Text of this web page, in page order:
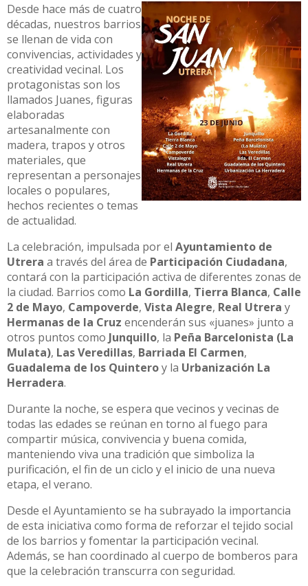
Desde hace más de cuatro
décadas, nuestros barrios
se llenan de vida con
convivencias, actividades y
creatividad vecinal. Los
protagonistas son los
llamados Juanes, figuras
elaboradas
artesanalmente con
madera, trapos y otros
materiales, que
representan a personajes
locales o populares,
hechos recientes o temas
de actualidad.
La celebración, impulsada por el Ayuntamiento de
Utrera a través del área de Participación Ciudadana,
contará con la participación activa de diferentes zonas de
la ciudad. Barrios como La Gordilla, Tierra Blanca, Calle
2 de Mayo, Campoverde, Vista Alegre, Real Utrera y
Hermanas de la Cruz encenderán sus «juanes» junto a
otros puntos como Junquillo, la Peña Barcelonista (La
Mulata), Las Veredillas, Barriada El Carmen,
Guadalema de los Quinteroy la Urbanización La
Herradera.
Durante la noche, se espera que vecinos y vecinas de
todas las edades se reúnan en torno al fuego para
compartir música, convivencia y buena comida,
manteniendo viva una tradición que simboliza la
purificación, el fin de un ciclo y el inicio de una nueva
etapa, el verano.
Desde el Ayuntamiento se ha subrayado la importancia
de esta iniciativa como forma de reforzar el tejido social
de los barrios y fomentar la participación vecinal.
Además, se han coordinado al cuerpo de bomberos para
que la celebración transcurra con seguridad.